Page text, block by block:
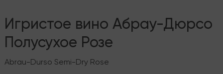
Игристое вино Абрау-Дюрсо
Полусухое Розе
Abrau-Durso Semi-Dry Rose